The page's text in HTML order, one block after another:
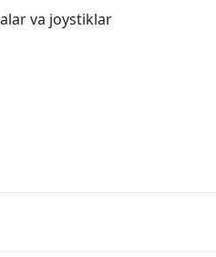
va joystiklar